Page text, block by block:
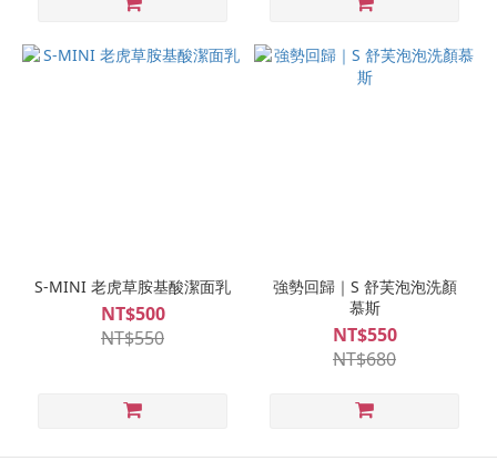
S-MINI 老虎草胺基酸潔面乳
NT$500
NT$550
強勢回歸｜S 舒芙泡泡洗顏
慕斯
NT$550
NT$680